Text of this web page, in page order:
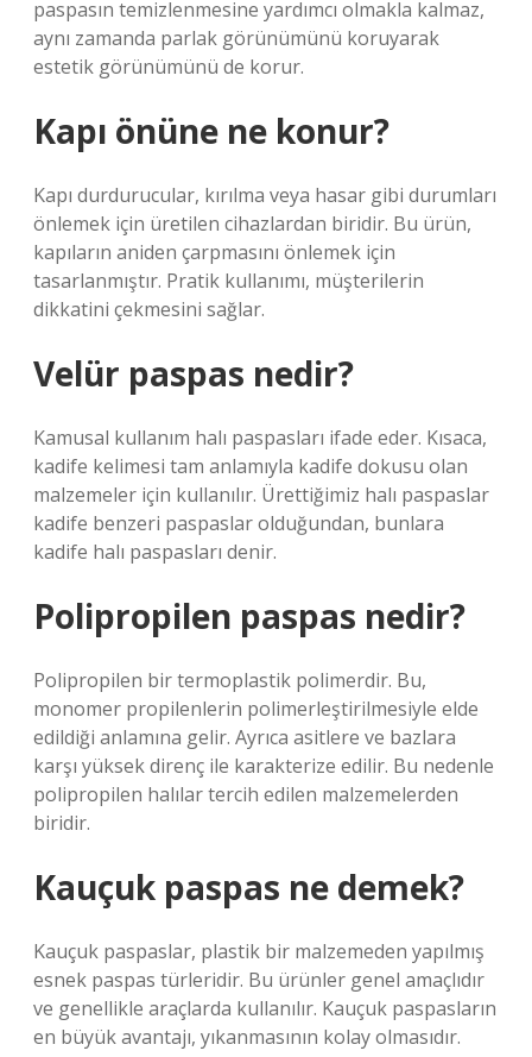
paspasın temizlenmesine yardımcı olmakla kalmaz,
aynı zamanda parlak görünümünü koruyarak
estetik görünümünü de korur.
Kapı önüne ne konur?
Kapı durdurucular, kırılma veya hasar gibi durumları
önlemek için üretilen cihazlardan biridir. Bu ürün,
kapıların aniden çarpmasını önlemek için
tasarlanmıştır. Pratik kullanımı, müşterilerin
dikkatini çekmesini sağlar.
Velür paspas nedir?
Kamusal kullanım halı paspasları ifade eder. Kısaca,
kadife kelimesi tam anlamıyla kadife dokusu olan
malzemeler için kullanılır. Ürettiğimiz halı paspaslar
kadife benzeri paspaslar olduğundan, bunlara
kadife halı paspasları denir.
Polipropilen paspas nedir?
Polipropilen bir termoplastik polimerdir. Bu,
monomer propilenlerin polimerleştirilmesiyle elde
edildiği anlamına gelir. Ayrıca asitlere ve bazlara
karşı yüksek direnç ile karakterize edilir. Bu nedenle
polipropilen halılar tercih edilen malzemelerden
biridir.
Kauçuk paspas ne demek?
Kauçuk paspaslar, plastik bir malzemeden yapılmış
esnek paspas türleridir. Bu ürünler genel amaçlıdır
ve genellikle araçlarda kullanılır. Kauçuk paspasların
en büyük avantajı, yıkanmasının kolay olmasıdır.